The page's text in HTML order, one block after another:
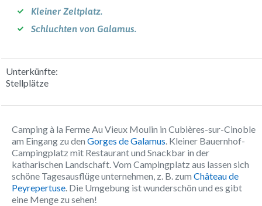
Kleiner Zeltplatz.
Schluchten von Galamus.
Unterkünfte:
Stellplätze
Camping à la Ferme Au Vieux Moulin in Cubières-sur-Cinoble
am Eingang zu den Gorges de Galamus. Kleiner Bauernhof-
Campingplatz mit Restaurant und Snackbar in der
katharischen Landschaft. Vom Campingplatz aus lassen sich
schöne Tagesausflüge unternehmen, z. B. zum Château de
Peyrepertuse. Die Umgebung ist wunderschön und es gibt
eine Menge zu sehen!